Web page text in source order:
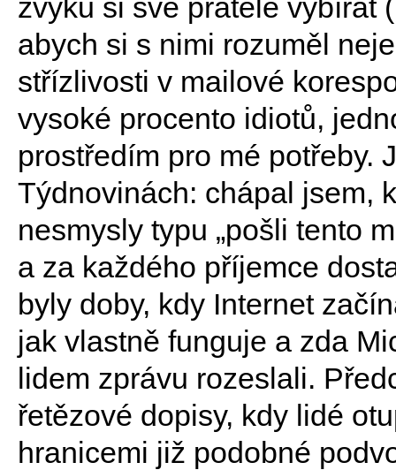
zvyku si své přátele vybírat
abych si s nimi rozuměl
střízlivosti v mailové
vysoké procento idiotů,
prostředím pro mé potřeby.
Týdnovinách: chápal jsem,
nesmysly typu „pošli tento
a za každého příjemce
byly doby, kdy Internet
jak vlastně funguje a zda
lidem zprávu rozeslali.
řetězové dopisy, kdy lidé
hranicemi již podobné